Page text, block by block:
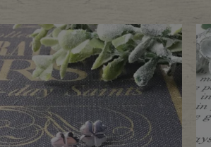
ら探す
Piece